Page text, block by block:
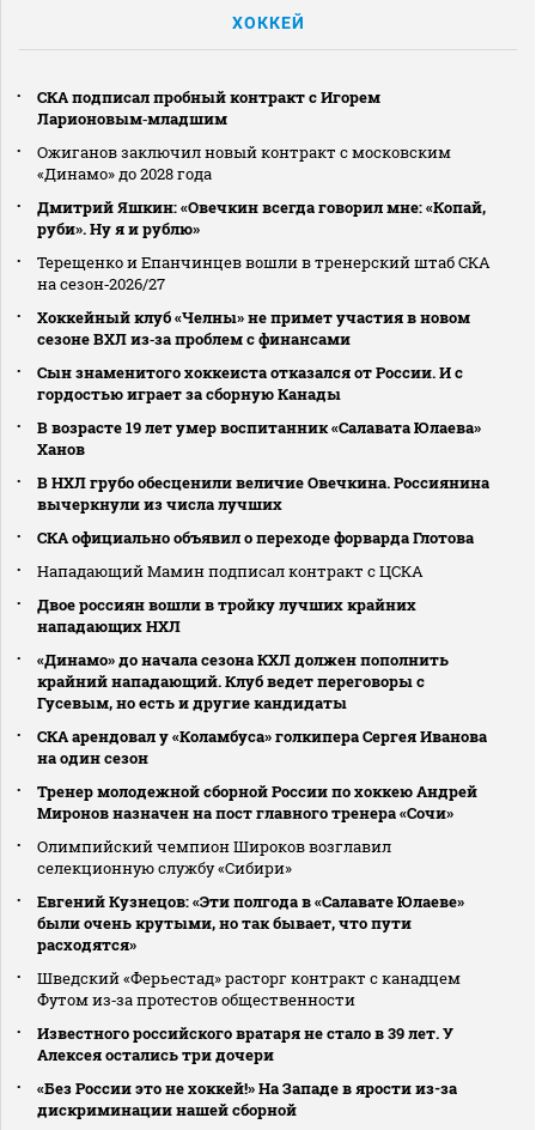
ХОККЕЙ
СКА подписал пробный контракт с Игорем
Ларионовым‑младшим
Ожиганов заключил новый контракт с московским
«Динамо» до 2028 года
Дмитрий Яшкин: «Овечкин всегда говорил мне: «Копай,
руби». Ну я и рублю»
Терещенко и Епанчинцев вошли в тренерский штаб СКА
на сезон‑2026/27
Хоккейный клуб «Челны» не примет участия в новом
сезоне ВХЛ из‑за проблем с финансами
Сын знаменитого хоккеиста отказался от России. И с
гордостью играет за сборную Канады
В возрасте 19 лет умер воспитанник «Салавата Юлаева»
Ханов
В НХЛ грубо обесценили величие Овечкина. Россиянина
вычеркнули из числа лучших
СКА официально объявил о переходе форварда Глотова
Нападающий Мамин подписал контракт с ЦСКА
Двое россиян вошли в тройку лучших крайних
нападающих НХЛ
«Динамо» до начала сезона КХЛ должен пополнить
крайний нападающий. Клуб ведет переговоры с
Гусевым, но есть и другие кандидаты
СКА арендовал у «Коламбуса» голкипера Сергея Иванова
на один сезон
Тренер молодежной сборной России по хоккею Андрей
Миронов назначен на пост главного тренера «Сочи»
Олимпийский чемпион Широков возглавил
селекционную службу «Сибири»
Евгений Кузнецов: «Эти полгода в «Салавате Юлаеве»
были очень крутыми, но так бывает, что пути
расходятся»
Шведский «Ферьестад» расторг контракт с канадцем
Футом из‑за протестов общественности
Известного российского вратаря не стало в 39 лет. У
Алексея остались три дочери
«Без России это не хоккей!» На Западе в ярости из-за
дискриминации нашей сборной